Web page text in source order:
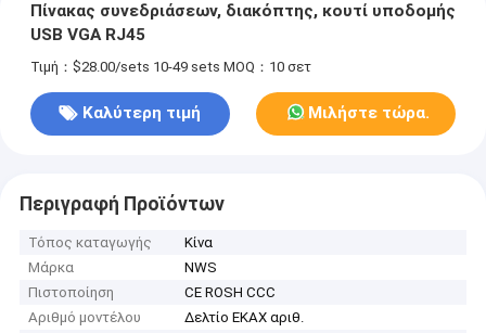
Πίνακας συνεδριάσεων, διακόπτης, κουτί υποδομής
USB VGA RJ45
Τιμή：$28.00/sets 10-49 sets MOQ：10 σετ
Καλύτερη τιμή Μιλήστε τώρα.
Περιγραφή Προϊόντων
Τόπος καταγωγής
Κίνα
Μάρκα
NWS
Πιστοποίηση
CE ROSH CCC
Αριθμό μοντέλου
Δελτίο ΕΚΑΧ αριθ.